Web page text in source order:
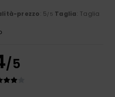
prezzo: 5/5 Taglia: Taglia
/5